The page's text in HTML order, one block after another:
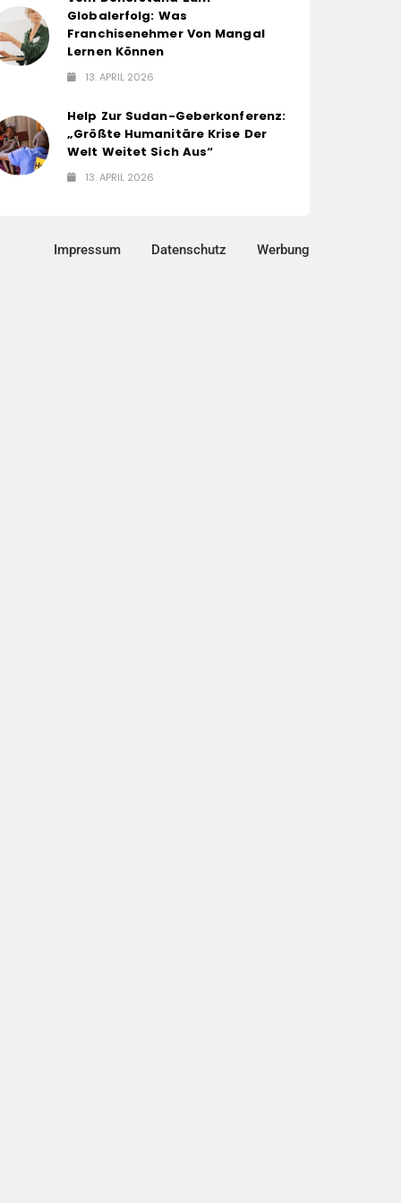
Globalerfolg: Was
Franchisenehmer Von Mangal
Lernen Können
13. APRIL 2026
Help Zur Sudan-Geberkonferenz:
„Größte Humanitäre Krise Der
Welt Weitet Sich Aus“
13. APRIL 2026
Impressum Datenschutz Werbung